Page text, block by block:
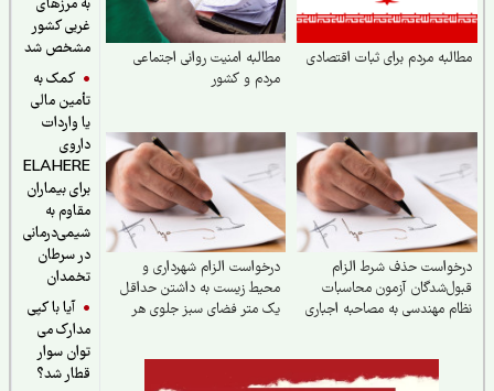
به مرزهای
غربی کشور
مشخص شد
کمک به
تأمین مالی
یا واردات
داروی
ELAHERE
برای بیماران
مقاوم به
شیمی‌درمانی
در سرطان
تخمدان
آیا با کپی
مدارک می
توان سوار
قطار شد؟
مردم برای ثبات اقتصادی
مطالبه امنیت روانی اجتماعی
مردم و کشور
حذف شرط الزام
آزمون محاسبات
مهندسی به مصاحبه اجباری
درخواست الزام شهرداری و
محیط زیست به داشتن حداقل
یک متر فضای سبز جلوی هر